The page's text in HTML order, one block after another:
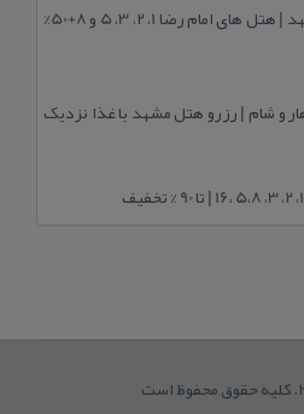
رزرو هتل در خیابان امام رضا مشهد | هتل‌ های امام رضا 1، 2، 3، 5 و 8+50%
و شام | رزرو هتل مشهد با غذا نزدیک